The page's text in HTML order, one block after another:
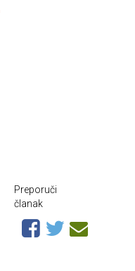
Preporuči
članak